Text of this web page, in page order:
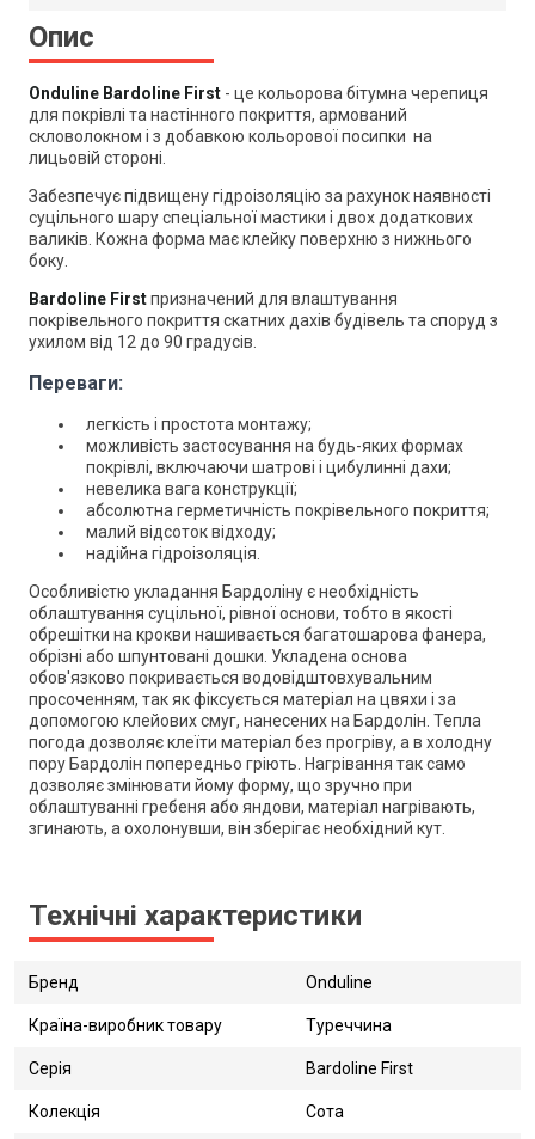
Опис
Onduline Bardoline First - це кольорова бітумна черепиця
для покрівлі та настінного покриття, армований
скловолокном і з добавкою кольорової посипки на
лицьовій стороні.
Забезпечує підвищену гідроізоляцію за рахунок наявності
суцільного шару спеціальної мастики і двох додаткових
валиків. Кожна форма має клейку поверхню з нижнього
боку.
Bardoline Firstпризначений для влаштування
покрівельного покриття скатних дахів будівель та споруд з
ухилом від 12 до 90 градусів.
Переваги:
легкість і простота монтажу;
можливість застосування на будь-яких формах
покрівлі, включаючи шатрові і цибулинні дахи;
невелика вага конструкції;
абсолютна герметичність покрівельного покриття;
малий відсоток відходу;
надійна гідроізоляція.
Особливістю укладання Бардоліну є необхідність
облаштування суцільної, рівної основи, тобто в якості
обрешітки на крокви нашивається багатошарова фанера,
обрізні або шпунтовані дошки. Укладена основа
обов'язково покривається водовідштовхувальним
просоченням, так як фіксується матеріал на цвяхи і за
допомогою клейових смуг, нанесених на Бардолін. Тепла
погода дозволяє клеїти матеріал без прогріву, а в холодну
пору Бардолін попередньо гріють. Нагрівання так само
дозволяє змінювати йому форму, що зручно при
облаштуванні гребеня або яндови, матеріал нагрівають,
згинають, а охолонувши, він зберігає необхідний кут.
Технічні характеристики
Бренд Onduline
Країна-виробник товару Туреччина
Серія Bardoline First
Колекція Сота